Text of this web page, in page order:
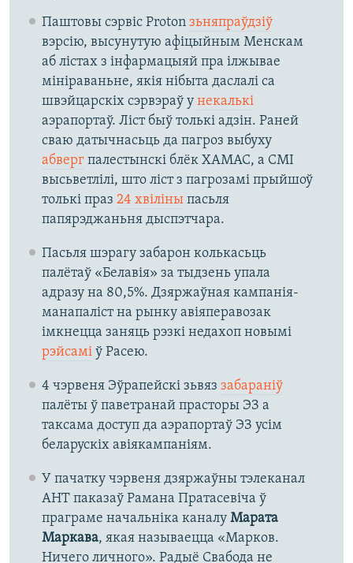
Паштовы сэрвіс Proton зьняпраўдзіў
вэрсію, высунутую афіцыйным Менскам
аб лістах з інфармацыяй пра ілжывае
мініраваньне, якія нібыта даслалі са
швэйцарскіх сэрвэраў у некалькі
аэрапортаў. Ліст быў толькі адзін. Раней
сваю датычнасьць да пагроз выбуху
абвергпалестынскі блёк ХАМАС, а СМІ
высьветлілі, што ліст з пагрозамі прыйшоў
толькі праз 24 хвіліныпасьля
папярэджаньня дыспэтчара.
Пасьля шэрагу забарон колькасьць
палётаў «Белавія» за тыдзень упала
адразу на 80,5%. Дзяржаўная кампанія-
манапаліст на рынку авіяперавозак
імкнецца заняць рэзкі недахоп новымі
рэйсаміў Расею.
4 чэрвеня Эўрапейскі зьвяз забараніў
палёты ў паветранай прасторы ЭЗ а
таксама доступ да аэрапортаў ЭЗ усім
беларускіх авіякампаніям.
У пачатку чэрвеня дзяржаўны тэлеканал
АНТ паказаў Рамана Пратасевіча ў
праграме начальніка каналу Марата
Маркава, якая называецца «Марков.
Ничего личного». Радыё Свабода не